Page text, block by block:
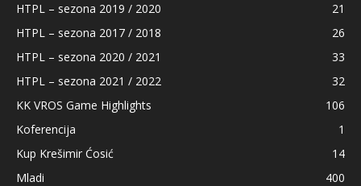
HTPL – sezona 2019 / 2020
21
HTPL – sezona 2017 / 2018
26
HTPL – sezona 2020 / 2021
33
HTPL – sezona 2021 / 2022
32
KK VROS Game Highlights
106
Koferencija
1
Kup Krešimir Ćosić
14
Mladi
400